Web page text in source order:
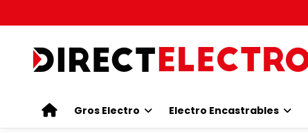
Gros Electro Electro Encastrables